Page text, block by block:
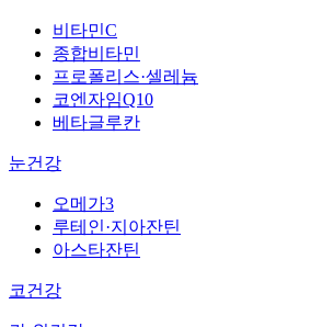
비타민C
종합비타민
프로폴리스·셀레늄
코엔자임Q10
베타글루칸
눈건강
오메가3
루테인·지아잔틴
아스타잔틴
코건강